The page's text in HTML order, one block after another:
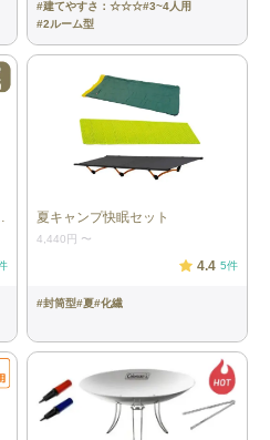
4ピース、30~45分燃焼、ヤシガラ成型
#建てやすさ：☆☆☆#3~4人用
#2ルーム型
眠セット 夏キャンプ快眠セット
4,440円 〜
4.4 5件
#封筒型#夏#化繊